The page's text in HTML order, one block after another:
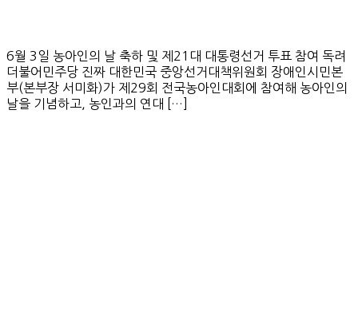
6월 3일 농아인의 날 축하 및 제21대 대통령선거 투표 참여 독려
더불어민주당 진짜 대한민국 중앙선거대책위원회 장애인시민본
부(본부장 서미화)가 제29회 전국농아인대회에 참여해 농아인의
날을 기념하고, 농인과의 연대 […]